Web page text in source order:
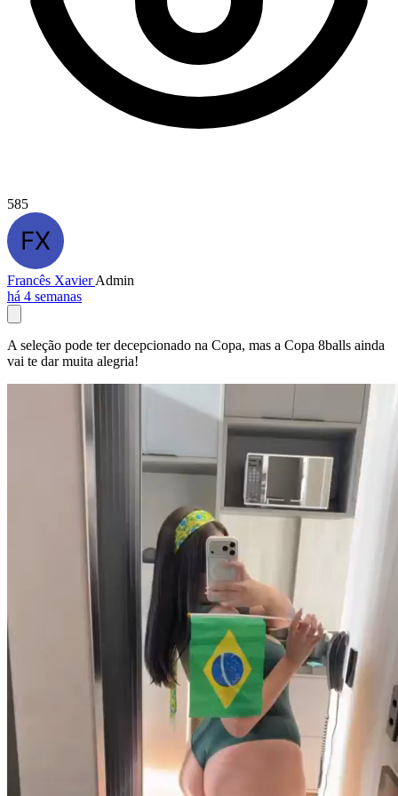
585
Francês XavierAdmin
há 4 semanas
A seleção pode ter decepcionado na Copa, mas a Copa 8balls ainda
vai te dar muita alegria!